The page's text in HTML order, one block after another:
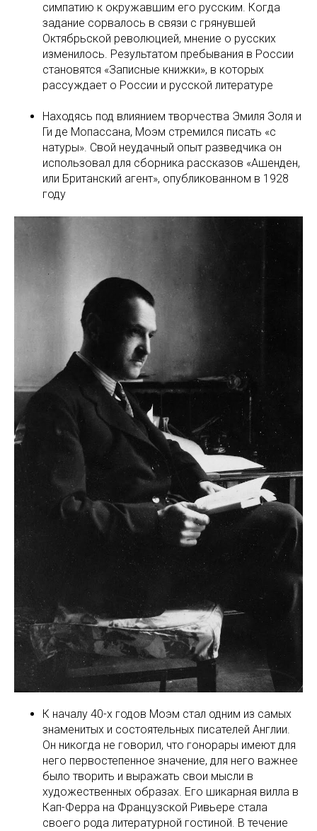
симпатию к окружавшим его русским. Когда
задание сорвалось в связи с грянувшей
Октябрьской революцией, мнение о русских
изменилось. Результатом пребывания в России
становятся «Записные книжки», в которых
рассуждает о России и русской литературе
Находясь под влиянием творчества Эмиля Золя и
Ги де Мопассана, Моэм стремился писать «с
натуры». Свой неудачный опыт разведчика он
использовал для сборника рассказов «Ашенден,
или Британский агент», опубликованном в 1928
году
К началу 40-х годов Моэм стал одним из самых
знаменитых и состоятельных писателей Англии.
Он никогда не говорил, что гонорары имеют для
него первостепенное значение, для него важнее
было творить и выражать свои мысли в
художественных образах. Его шикарная вилла в
Кап-Ферра на Французской Ривьере стала
своего рода литературной гостиной. В течение